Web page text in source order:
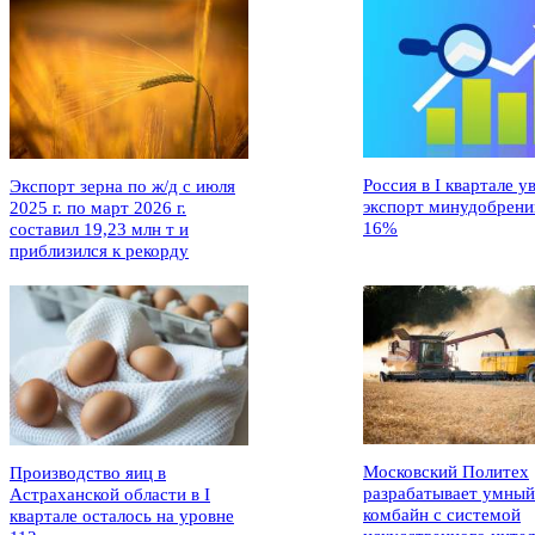
Экспорт зерна по ж/д с июля
2025 г. по март 2026 г.
составил 19,23 млн т и
приблизился к рекорду
Россия в I квартале
экспорт
16%
Производство яиц в
Астраханской области в I
квартале осталось на уровне
Московский Политех
разрабатывает умный
комбайн с системой